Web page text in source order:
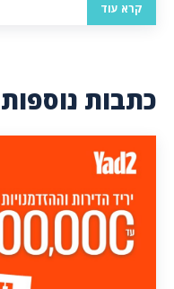
קרא עוד
כתבות נוספות